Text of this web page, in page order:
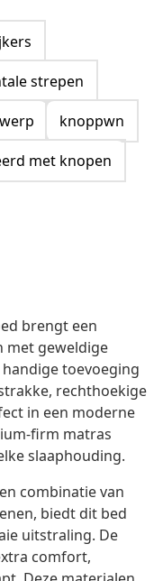
strepen
knoppwn
met knopen
brengt een
met geweldige
toevoeging
rechthoekige
in een moderne
firm matras
slaaphouding.
combinatie van
biedt dit bed
uitstraling. De
comfort,